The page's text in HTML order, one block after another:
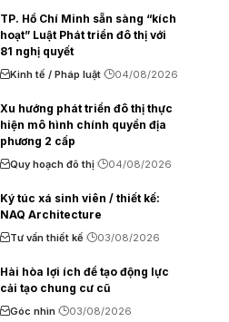
TP. Hồ Chí Minh sẵn sàng “kích
hoạt” Luật Phát triển đô thị với
81 nghị quyết
Kinh tế / Pháp luật 04/08/2026
Xu hướng phát triển đô thị thực
hiện mô hình chính quyền địa
phương 2 cấp
Quy hoạch đô thị 04/08/2026
Ký túc xá sinh viên / thiết kế:
NAQ Architecture
Tư vấn thiết kế 03/08/2026
Hài hòa lợi ích để tạo động lực
cải tạo chung cư cũ
Góc nhìn 03/08/2026